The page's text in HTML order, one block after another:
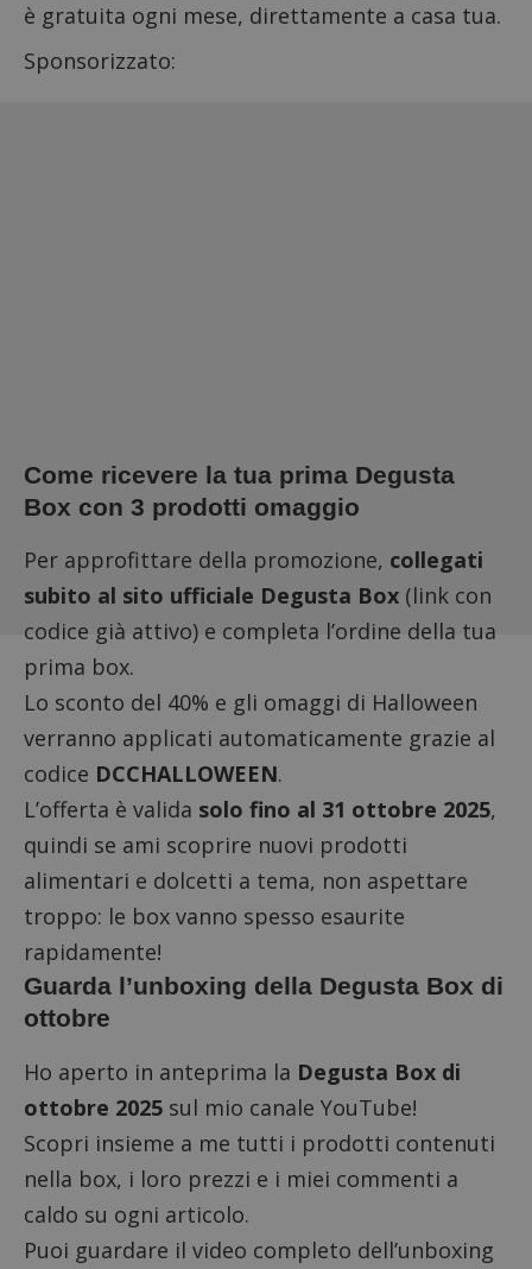
è gratuita ogni mese, direttamente a casa tua.
Sponsorizzato:
Come ricevere la tua prima Degusta
Box con 3 prodotti omaggio
Per approfittare della promozione, collegati
subito al sito ufficiale Degusta Box (link con
codice già attivo) e completa l’ordine della tua
prima box.
Lo sconto del 40% e gli omaggi di Halloween
verranno applicati automaticamente grazie al
codice DCCHALLOWEEN.
L’offerta è valida solo fino al 31 ottobre 2025,
quindi se ami scoprire nuovi prodotti
alimentari e dolcetti a tema, non aspettare
troppo: le box vanno spesso esaurite
rapidamente!
Guarda l’unboxing della Degusta Box di
ottobre
Ho aperto in anteprima la Degusta Box di
ottobre 2025 sul mio canale YouTube!
Scopri insieme a me tutti i prodotti contenuti
nella box, i loro prezzi e i miei commenti a
caldo su ogni articolo.
Puoi guardare il video completo dell’unboxing